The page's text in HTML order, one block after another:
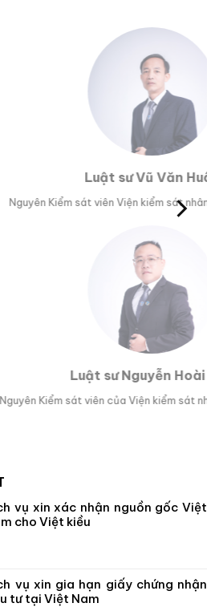
sư Vũ Văn Huân
Viện kiểm sát nhân dân tỉnh Phú Yên.
sư Nguyễn Hoài Bão
của Viện kiểm sát nhân dân TP Đà Nẵng.
vụ xin xác nhận nguồn gốc Việt
cho Việt kiều
vụ xin gia hạn giấy chứng nhận
tư tại Việt Nam